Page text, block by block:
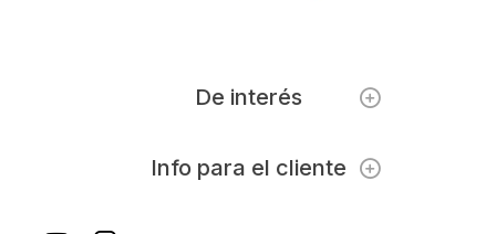
De interés
Info para el cliente